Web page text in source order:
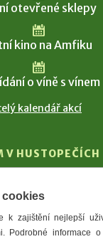
otevřené sklepy
kino na Amfiku
o víně s vínem
kalendář akcí
V HUSTOPEČÍCH
T. G. Masaryk
Mandloně
cookies
k zajištění nejlepší
Podrobné informace